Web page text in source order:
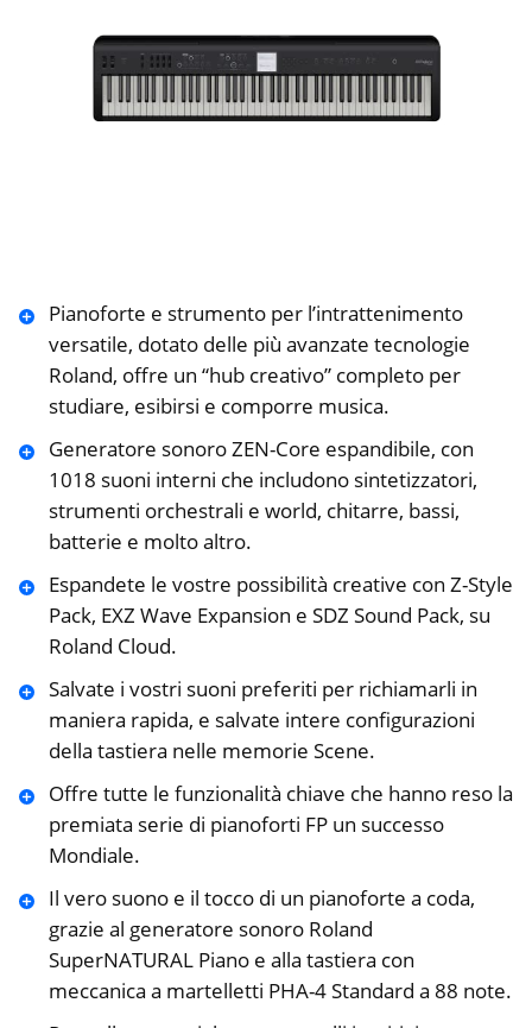
Pianoforte e strumento per l’intrattenimento
versatile, dotato delle più avanzate tecnologie
Roland, offre un “hub creativo” completo per
studiare, esibirsi e comporre musica.
Generatore sonoro ZEN-Core espandibile, con
1018 suoni interni che includono sintetizzatori,
strumenti orchestrali e world, chitarre, bassi,
batterie e molto altro.
Espandete le vostre possibilità creative con Z-Style
Pack, EXZ Wave Expansion e SDZ Sound Pack, su
Roland Cloud.
Salvate i vostri suoni preferiti per richiamarli in
maniera rapida, e salvate intere configurazioni
della tastiera nelle memorie Scene.
Offre tutte le funzionalità chiave che hanno reso la
premiata serie di pianoforti FP un successo
Mondiale.
Il vero suono e il tocco di un pianoforte a coda,
grazie al generatore sonoro Roland
SuperNATURAL Piano e alla tastiera con
meccanica a martelletti PHA-4 Standard a 88 note.